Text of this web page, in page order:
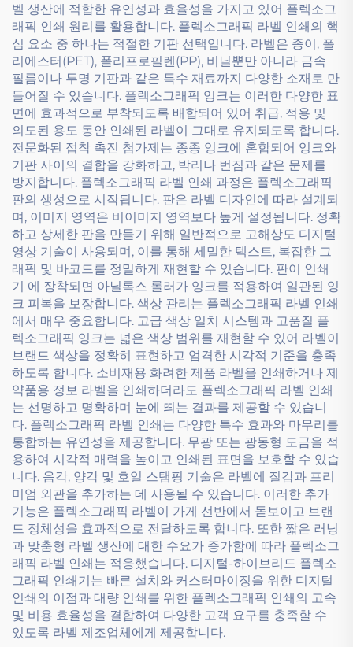
벨 생산에 적합한 유연성과 효율성을 가지고 있어 플렉소그
래픽 인쇄 원리를 활용합니다. 플렉소그래픽 라벨 인쇄의 핵
심 요소 중 하나는 적절한 기판 선택입니다. 라벨은 종이, 폴
리에스터(PET), 폴리프로필렌(PP), 비닐뿐만 아니라 금속
필름이나 투명 기판과 같은 특수 재료까지 다양한 소재로 만
들어질 수 있습니다. 플렉소그래픽 잉크는 이러한 다양한 표
면에 효과적으로 부착되도록 배합되어 있어 취급, 적용 및
의도된 용도 동안 인쇄된 라벨이 그대로 유지되도록 합니다.
전문화된 접착 촉진 첨가제는 종종 잉크에 혼합되어 잉크와
기판 사이의 결합을 강화하고, 박리나 번짐과 같은 문제를
방지합니다. 플렉소그래픽 라벨 인쇄 과정은 플렉소그래픽
판의 생성으로 시작됩니다. 판은 라벨 디자인에 따라 설계되
며, 이미지 영역은 비이미지 영역보다 높게 설정됩니다. 정확
하고 상세한 판을 만들기 위해 일반적으로 고해상도 디지털
영상 기술이 사용되며, 이를 통해 세밀한 텍스트, 복잡한 그
래픽 및 바코드를 정밀하게 재현할 수 있습니다. 판이 인쇄
기 에 장착되면 아닐록스 롤러가 잉크를 적용하여 일관된 잉
크 피복을 보장합니다. 색상 관리는 플렉소그래픽 라벨 인쇄
에서 매우 중요합니다. 고급 색상 일치 시스템과 고품질 플
렉소그래픽 잉크는 넓은 색상 범위를 재현할 수 있어 라벨이
브랜드 색상을 정확히 표현하고 엄격한 시각적 기준을 충족
하도록 합니다. 소비재용 화려한 제품 라벨을 인쇄하거나 제
약품용 정보 라벨을 인쇄하더라도 플렉소그래픽 라벨 인쇄
는 선명하고 명확하며 눈에 띄는 결과를 제공할 수 있습니
다. 플렉소그래픽 라벨 인쇄는 다양한 특수 효과와 마무리를
통합하는 유연성을 제공합니다. 무광 또는 광동형 도금을 적
용하여 시각적 매력을 높이고 인쇄된 표면을 보호할 수 있습
니다. 음각, 양각 및 호일 스탬핑 기술은 라벨에 질감과 프리
미엄 외관을 추가하는 데 사용될 수 있습니다. 이러한 추가
기능은 플렉소그래픽 라벨이 가게 선반에서 돋보이고 브랜
드 정체성을 효과적으로 전달하도록 합니다. 또한 짧은 러닝
과 맞춤형 라벨 생산에 대한 수요가 증가함에 따라 플렉소그
래픽 라벨 인쇄는 적응했습니다. 디지털-하이브리드 플렉소
그래픽 인쇄기는 빠른 설치와 커스터마이징을 위한 디지털
인쇄의 이점과 대량 인쇄를 위한 플렉소그래픽 인쇄의 고속
및 비용 효율성을 결합하여 다양한 고객 요구를 충족할 수
있도록 라벨 제조업체에게 제공합니다.